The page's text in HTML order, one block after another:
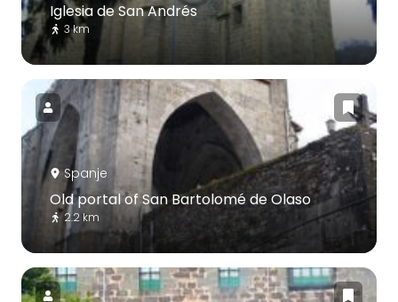
Iglesia de San Andrés
3 km
Spanje
Old portal of San Bartolomé de Olaso
2.2 km